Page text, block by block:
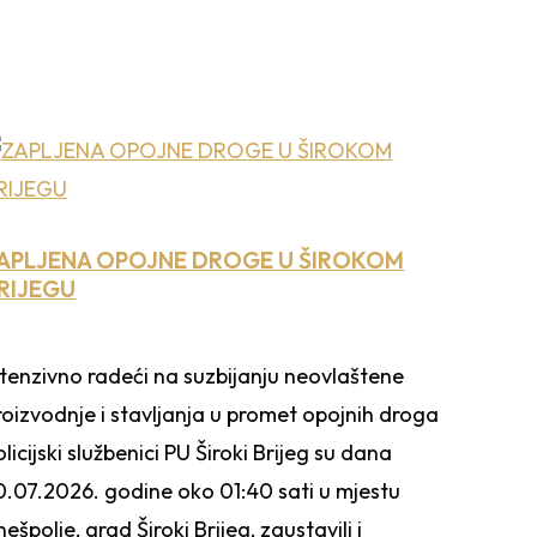
OPOJNE DROGE U ŠIROKOM
radeći na suzbijanju neovlaštene
i stavljanja u promet opojnih droga
službenici PU Široki Brijeg su dana
godine oko 01:40 sati u mjestu
grad Široki Brijeg, zaustavili i